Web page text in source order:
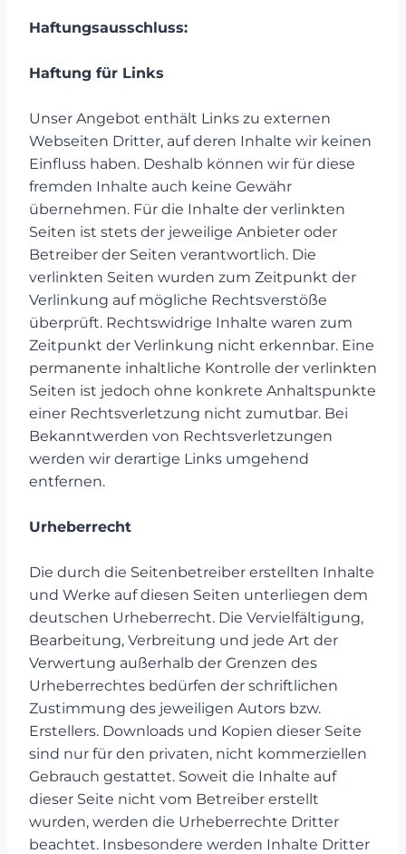
Haftungsausschluss:
Haftung für Links
Unser Angebot enthält Links zu externen
Webseiten Dritter, auf deren Inhalte wir keinen
Einfluss haben. Deshalb können wir für diese
fremden Inhalte auch keine Gewähr
übernehmen. Für die Inhalte der verlinkten
Seiten ist stets der jeweilige Anbieter oder
Betreiber der Seiten verantwortlich. Die
verlinkten Seiten wurden zum Zeitpunkt der
Verlinkung auf mögliche Rechtsverstöße
überprüft. Rechtswidrige Inhalte waren zum
Zeitpunkt der Verlinkung nicht erkennbar. Eine
permanente inhaltliche Kontrolle der verlinkten
Seiten ist jedoch ohne konkrete Anhaltspunkte
einer Rechtsverletzung nicht zumutbar. Bei
Bekanntwerden von Rechtsverletzungen
werden wir derartige Links umgehend
entfernen.
Urheberrecht
Die durch die Seitenbetreiber erstellten Inhalte
und Werke auf diesen Seiten unterliegen dem
deutschen Urheberrecht. Die Vervielfältigung,
Bearbeitung, Verbreitung und jede Art der
Verwertung außerhalb der Grenzen des
Urheberrechtes bedürfen der schriftlichen
Zustimmung des jeweiligen Autors bzw.
Erstellers. Downloads und Kopien dieser Seite
sind nur für den privaten, nicht kommerziellen
Gebrauch gestattet. Soweit die Inhalte auf
dieser Seite nicht vom Betreiber erstellt
wurden, werden die Urheberrechte Dritter
beachtet. Insbesondere werden Inhalte Dritter